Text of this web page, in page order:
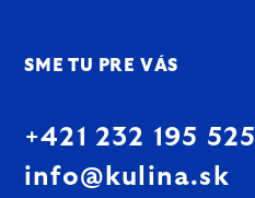
SME TU PRE VÁS
+421 232 195 525
info@kulina.sk